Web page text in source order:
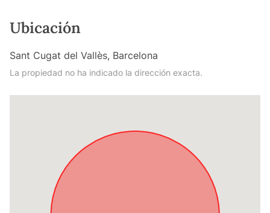
Ubicación
Sant Cugat del Vallès, Barcelona
La propiedad no ha indicado la dirección exacta.